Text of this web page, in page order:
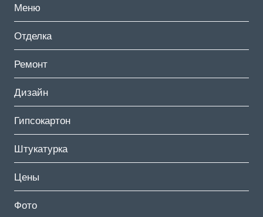
Меню
Отделка
Ремонт
Дизайн
Гипсокартон
Штукатурка
Цены
Фото